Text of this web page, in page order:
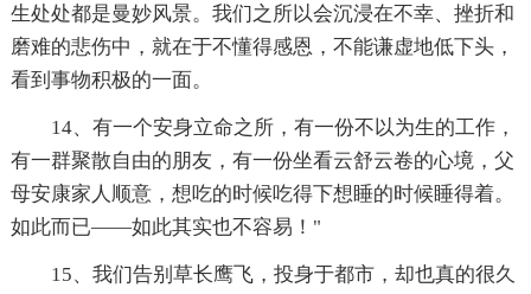
生处处都是曼妙风景。我们之所以会沉浸在不幸、挫折和
磨难的悲伤中，就在于不懂得感恩，不能谦虚地低下头，
看到事物积极的一面。
14、有一个安身立命之所，有一份不以为生的工作，
有一群聚散自由的朋友，有一份坐看云舒云卷的心境，父
母安康家人顺意，想吃的时候吃得下想睡的时候睡得着。
如此而已——如此其实也不容易！"
15、我们告别草长鹰飞，投身于都市，却也真的很久